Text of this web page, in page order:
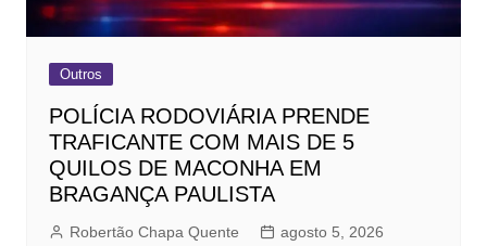
Outros
POLÍCIA RODOVIÁRIA PRENDE
TRAFICANTE COM MAIS DE 5
QUILOS DE MACONHA EM
BRAGANÇA PAULISTA
Robertão Chapa Quente
agosto 5, 2026